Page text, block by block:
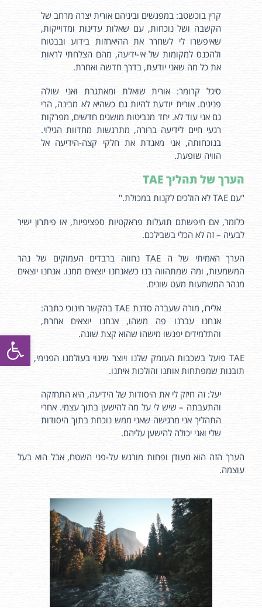
פתח
קרין בוכשטב: במפגשים וביניהם אורית יצרה מרחב של
הקשבה ושל נוכחות, עם שאלות עדינות ומדוייקות,
שאיפשרו לי לשחרר את ההיאחזות בידוע ובבטוח
ולהכנס למקומות של אי-ידיעה, מהם הצלחתי לראות
את כל מה שאני יודעת, בדרך חדשה ואחרת.
סיגל קרומר: אורית שואלת ומאתגרת ואני שולה
פנינים. אורית יודעת להיות גם כשהיא לא מבינה, הרי
גם אני עוד לא. יחד מנביטות מושגים חדשים, מפרקות
רגעי חיים לידיעה ברורה, מתרגשות מחדוות הגילוי.
בנוכחותה, אני מאגדת את חלקי קצה-הידיעה אל
הוויה שופעת.
הערך של תהליךTAE
"עם TAE לא הולכים לקנות במכולת."
כלומר, אם חיפשתם תועלות פראקטיות ספציפיות, או פיתרון ישיר
לבעיה – זה לא הכלי בשבילכם.
הערך האמיתי של ה TAE נחווה ברבדים העמוקים של נהר
המשמעות, ומה שמתהווה בנו כשאנחנו יוצאים ממנו. אנחנו יוצאים
מנהר המשמעות מעט שונים.
אלירז, מורה שעברה סדנת TAE בהקשר חינוכי כתבה:
אנחנו עברנו פה משהו, אנחנו יוצאים אחרת,
והתלמידים יפגשו מישהו שהוא קצת שונה.
TAE פועל בשכבות העומק שלנו ויוצר שינוי בעולמנו הפנימי, יוצר
תובנות שמפתחות אותנו והולכות איתנו.
יעל: זה חיזק לי את היסודות של הידיעה, היא התחזקה
והתעבתה – שיש לי על מה להישען בתוך עצמי. אחרי
התהליך אני מרגישה שאני ממש נוכחת בתוך היסודות
שלי ואני יכולה להישען עליהם.
הערך הזה הוא מעודן ופחות מורגש על-פני השטח, אבל הוא בעל
עוצמה.